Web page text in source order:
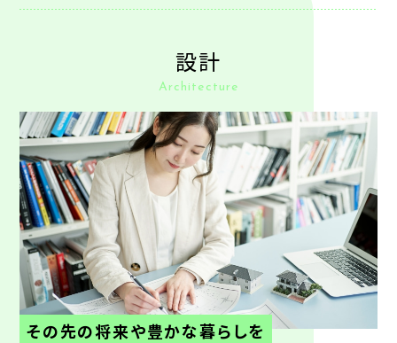
メンテナンス等のカスタマーズサ―ビスが主な内容です。
を行い、工事管理や品質チェックも行います。
建築やリフォームの知識や経験を活かしてお客様のニー
ズを迅速に把握し解決することで、当社のサービスにご満
足いただくための重要な役割を果たす業務です。
定期点検
メンテナンス
提案
リフォーム
提案
工事の
進捗管理
品質
チェック
etc...
設計
Architecture
その先の将来や豊かな暮らしを